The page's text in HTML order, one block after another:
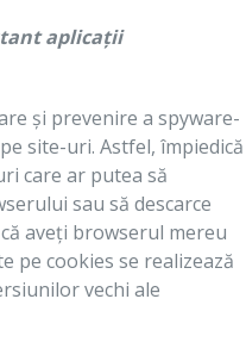
aplicații
și prevenire a spyware-
site-uri. Astfel, împiedică
care ar putea să
sau să descarce
aveți browserul mereu
pe cookies se realizează
vechi ale